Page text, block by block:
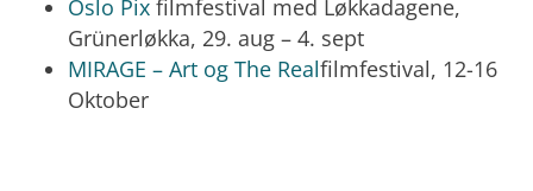
Oslo Pixfilmfestival med Løkkadagene,
Grünerløkka, 29. aug – 4. sept
MIRAGE – Art og The Realfilmfestival, 12-16
Oktober